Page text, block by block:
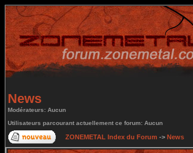
News
Modérateurs: Aucun
Utilisateurs parcourant actuellement ce forum: Aucun
ZONEMETAL Index du Forum -> News